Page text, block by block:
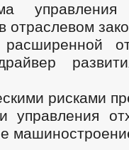
рисками
управления